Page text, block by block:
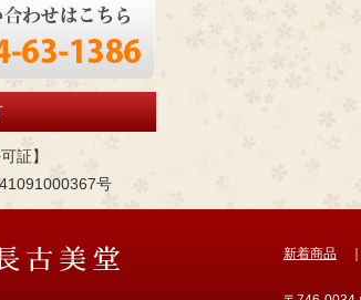
証】
号
新着商品